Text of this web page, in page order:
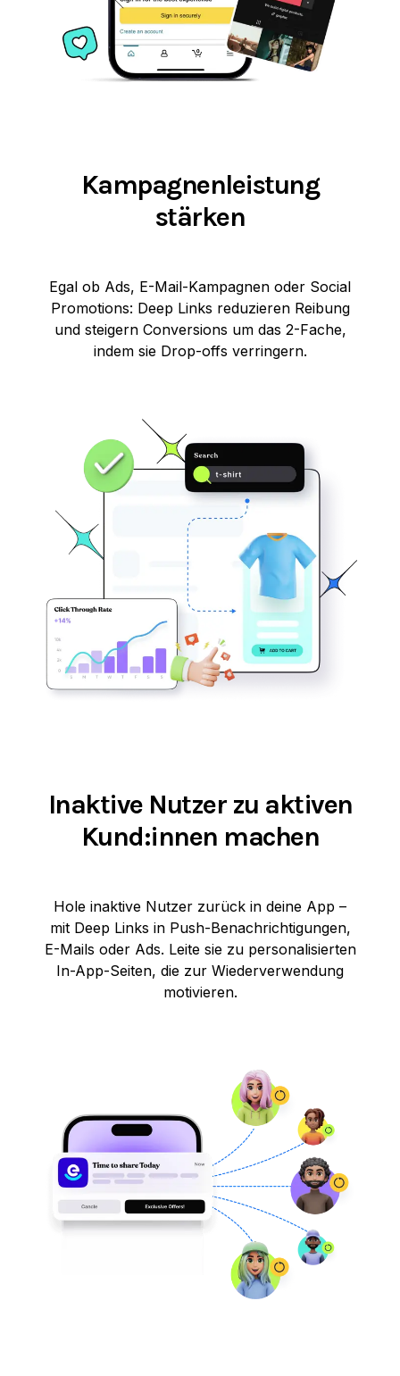
Kampagnenleistung
stärken
Egal ob Ads, E-Mail-Kampagnen oder Social
Promotions: Deep Links reduzieren Reibung
und steigern Conversions um das 2-Fache,
indem sie Drop-offs verringern.
Inaktive Nutzer zu aktiven
Kund:innen machen
Hole inaktive Nutzer zurück in deine App –
mit Deep Links in Push-Benachrichtigungen,
E-Mails oder Ads. Leite sie zu personalisierten
In-App-Seiten, die zur Wiederverwendung
motivieren.